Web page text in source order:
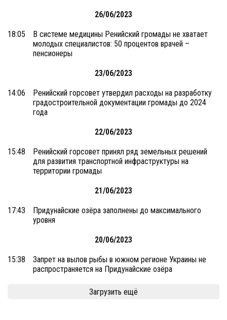
26/06/2023
18:05
В системе медицины Ренийский громады не хватает
молодых специалистов: 50 процентов врачей –
пенсионеры
23/06/2023
14:06
Ренийский горсовет утвердил расходы на разработку
градостроительной документации громады до 2024
года
22/06/2023
15:48
Ренийский горсовет принял ряд земельных решений
для развития транспортной инфраструктуры на
территории громады
21/06/2023
17:43
Придунайские озёра заполнены до максимального
уровня
20/06/2023
15:38
Запрет на вылов рыбы в южном регионе Украины не
распространяется на Придунайские озёра
Загрузить ещё